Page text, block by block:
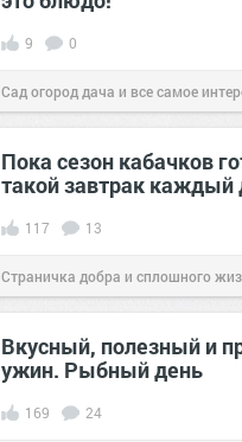
9 0
Сад огород дача и все самое
17 сен 2018
Пока сезон кабачков
такой завтрак каждый
117 13
Страничка добра и сплошного
позитива! 09:01 09 июл 2019
Вкусный, полезный и
ужин. Рыбный день
169 24